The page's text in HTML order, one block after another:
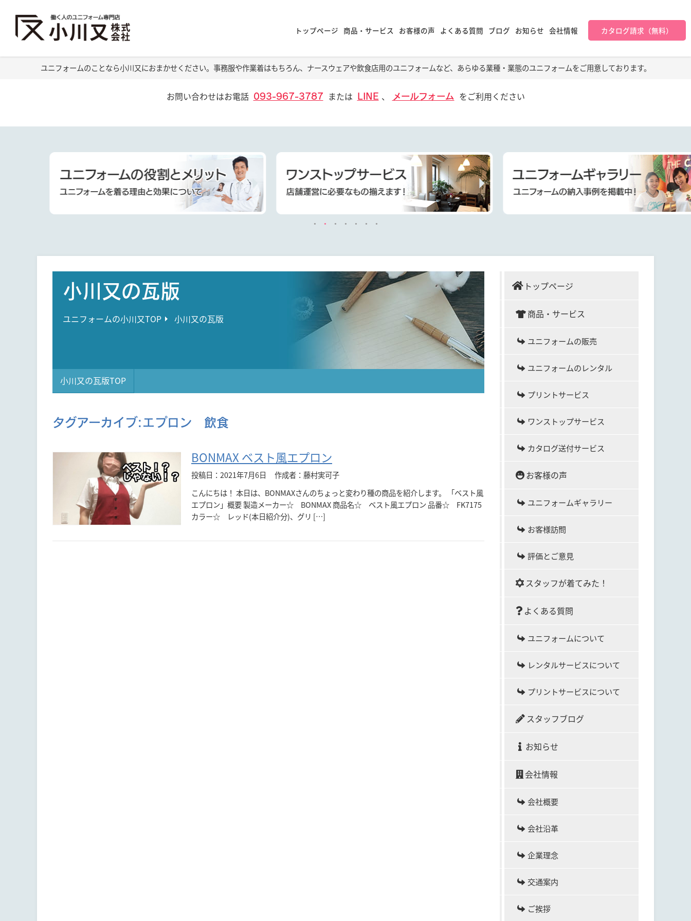
トップページ 商品・サービス お客様の声 よくある質問 ブログ お知らせ 会社情報 カタログ請求（無料）
ユニフォームのことなら小川又におまかせください。事務服や作業着はもちろん、ナースウェアや飲食店用のユニフォームなど、あらゆる業種・業態のユニフォームをご用意しております。
お問い合わせはお電話 093-967-3787 または LINE 、 メールフォーム をご利用ください
小川又の瓦版
ユニフォームの小川又TOP 小川又の瓦版
小川又の瓦版TOP
タグアーカイブ: エプロン 飲食
BONMAX ベスト風エプロン
投稿日：2021年7月6日
作成者：藤村実可子
こんにちは！ 本日は、BONMAXさんのちょっと変わり種の商品を紹介します。 「ベスト風
エプロン」概要 製造メーカー☆ BONMAX 商品名☆ ベスト風エプロン 品番☆ FK7175
カラー☆ レッド(本日紹介分)、グリ […]
トップページ
商品・サービス
ユニフォームの販売
ユニフォームのレンタル
プリントサービス
ワンストップサービス
カタログ送付サービス
お客様の声
ユニフォームギャラリー
お客様訪問
評価とご意見
スタッフが着てみた！
よくある質問
ユニフォームについて
レンタルサービスについて
プリントサービスについて
スタッフブログ
お知らせ
会社情報
会社概要
会社沿革
企業理念
交通案内
ご挨拶